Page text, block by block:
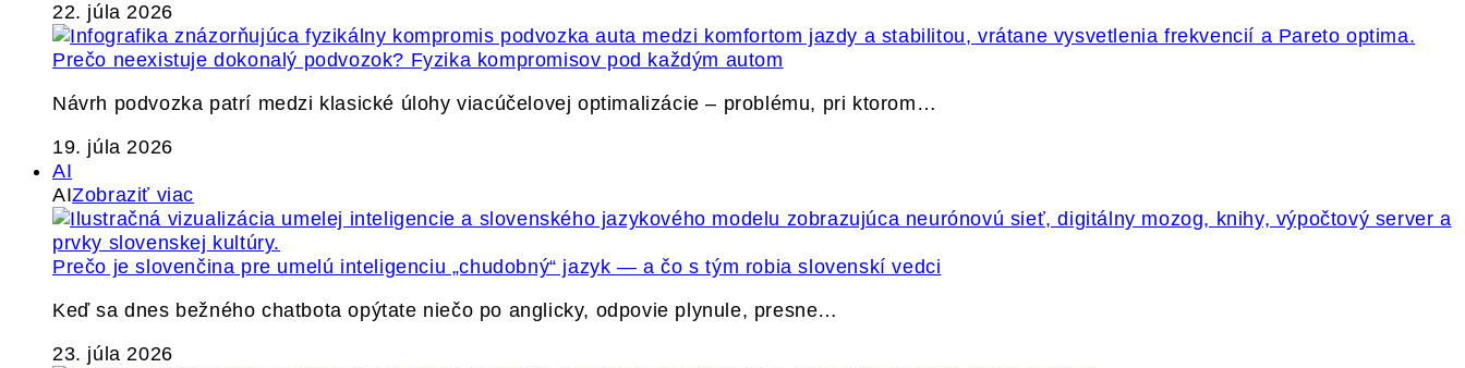
22. júla 2026
Prečo neexistuje dokonalý podvozok? Fyzika kompromisov pod každým autom
Návrh podvozka patrí medzi klasické úlohy viacúčelovej optimalizácie – problému, pri ktorom…
19. júla 2026
AI
AIZobraziť viac
Prečo je slovenčina pre umelú inteligenciu „chudobný“ jazyk — a čo s tým robia slovenskí vedci
Keď sa dnes bežného chatbota opýtate niečo po anglicky, odpovie plynule, presne…
23. júla 2026